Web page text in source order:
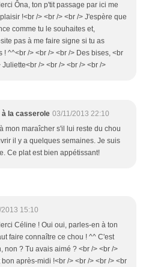
Ôna, ton p'tit passage par ici me
!<br /> <br /> <br /> J'espère que
comme tu le souhaites et,
pas à me faire signe si tu as
! ^^<br /> <br /> <br /> Des bises, <br
Juliette<br /> <br /> <br /> <br />
à la casserole 03/11/2013 22:10
mon maraîcher s'il lui reste du chou
il y a quelques semaines. Je suis
Ce plat est bien appétissant!
15:10
Céline ! Oui oui, parles-en à ton
faire connaître ce chou ! ^^ C'est
non ? Tu avais aimé ? <br /> <br />
après-midi !<br /> <br /> <br /> <br